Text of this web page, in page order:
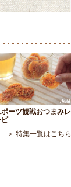
ポーツ観戦おつまみレ
ピ
＞ 特集一覧はこちら